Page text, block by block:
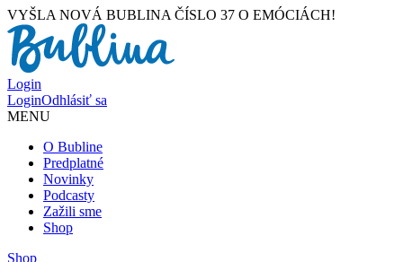
VYŠLA NOVÁ BUBLINA ČÍSLO 37 O EMÓCIÁCH!
Login
LoginOdhlásiť sa
MENU
O Bubline
Predplatné
Novinky
Podcasty
Zažili sme
Shop
Shop